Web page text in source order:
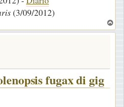
(3/09/2012)
o
fugax di gig